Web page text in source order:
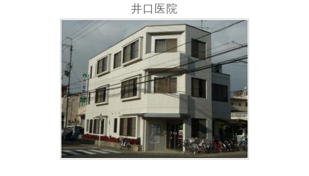
井口医院